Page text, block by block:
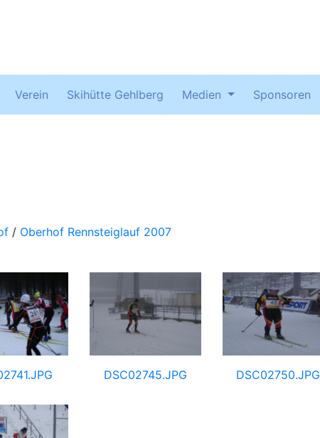
Verein Skihütte Gehlberg Medien Sponsoren
/ Oberhof Rennsteiglauf 2007
DSC02745.JPG DSC02750.JPG